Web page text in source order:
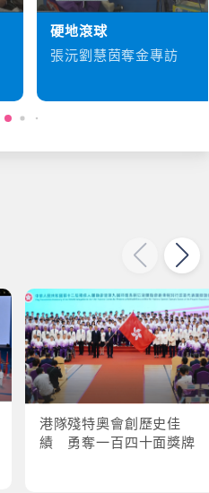
硬地滾球
張沅劉慧茵奪金專訪
港隊殘特奧會創歷史佳
績 勇奪一百四十面獎牌